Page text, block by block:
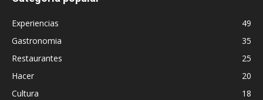
Experiencias
49
Gastronomia
35
Restaurantes
25
Hacer
20
Cultura
18